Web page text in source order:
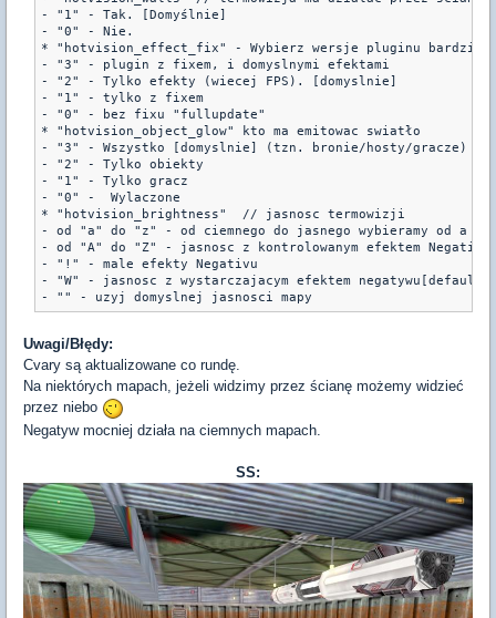
- "1" - Tak. [Domyślnie]
- "0" - Nie.
* "hotvision_effect_fix" - Wybierz wersje pluginu bardziej
- "3" - plugin z fixem, i domyslnymi efektami
- "2" - Tylko efekty (wiecej FPS). [domyslnie]
- "1" - tylko z fixem
- "0" - bez fixu "fullupdate"
* "hotvision_object_glow" kto ma emitowac swiatło
- "3" - Wszystko [domyslnie] (tzn. bronie/hosty/gracze)
- "2" - Tylko obiekty
- "1" - Tylko gracz
- "0" -  Wylaczone
* "hotvision_brightness"  // jasnosc termowizji
- od "a" do "z" - od ciemnego do jasnego wybieramy od a do
- od "A" do "Z" - jasnosc z kontrolowanym efektem
- "!" - male efekty Negativu
- "W" - jasnosc z wystarczajacym efektem negatywu[default]
Uwagi/Błędy:
Cvary są aktualizowane co rundę.
Na niektórych mapach, jeżeli widzimy przez ścianę możemy widzieć
przez niebo
Negatyw mocniej działa na ciemnych mapach.
SS: